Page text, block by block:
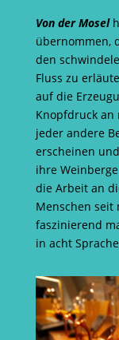
Von der Mosel
übernommen,
den
Fluss zu
auf die
Knopfdruck an
jeder andere
erscheinen
ihre
die Arbeit an
Menschen seit
faszinierend
in acht